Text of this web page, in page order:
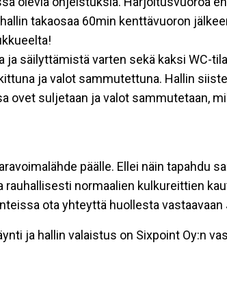
takaosaa 60min kenttävuoron
säilyttämistä varten sekä kaksi WC-
ja valot sammutettuna. Hallin
suljetaan ja valot sammutetaan,
päälle. Ellei näin tapahdu
normaalien kulkureittien
ota yhteyttä huollesta
ja hallin valaistus on Sixpoint Oy:n